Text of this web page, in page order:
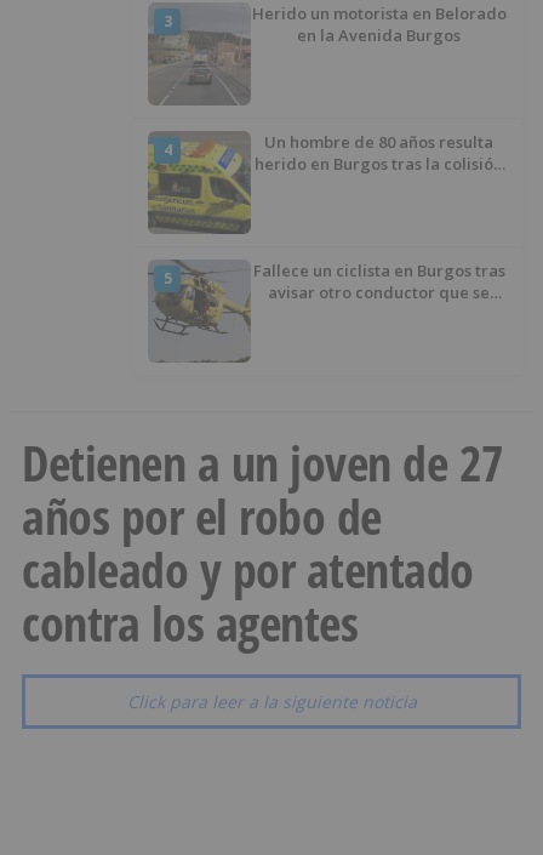
3
Herido un motorista en Belorado
en la Avenida Burgos
4
Un hombre de 80 años resulta
herido en Burgos tras la colisión
5
Fallece un ciclista en Burgos tras
avisar otro conductor que se
Detienen a un joven de 27
años por el robo de
cableado y por atentado
contra los agentes
Click para leer a la siguiente noticia